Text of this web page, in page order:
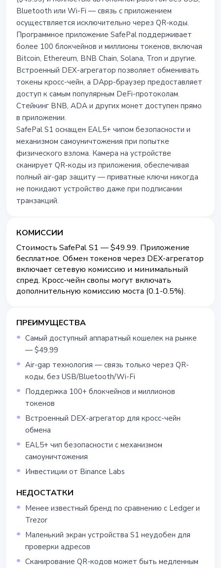
Bluetooth или Wi-Fi — связь с приложением
осуществляется исключительно через QR-коды.
Программное приложение SafePal поддерживает
более 100 блокчейнов и миллионы токенов, включая
Bitcoin, Ethereum, BNB Chain, Solana, Tron и другие.
Встроенный DEX-агрегатор позволяет обменивать
токены кросс-чейн, а DApp-браузер предоставляет
доступ к самым популярным DeFi-протоколам.
Стейкинг BNB, ADA и других монет доступен прямо
в приложении.
SafePal S1 оснащен EAL5+ чипом безопасности и
механизмом самоуничтожения при попытке
физического взлома. Камера на устройстве
сканирует QR-коды из приложения, обеспечивая
полный air-gap защиту — приватные ключи никогда
не покидают устройство даже при подписании
транзакций.
КОМИССИИ
Стоимость SafePal S1 — $49.99. Приложение
бесплатное. Обмен токенов через DEX-агрегатор
включает сетевую комиссию и минимальный
спред. Кросс-чейн свопы могут включать
дополнительную комиссию моста (0.1-0.5%).
ПРЕИМУЩЕСТВА
Самый доступный аппаратный кошелек на рынке
— $49.99
Air-gap технология — связь только через QR-
коды, без USB/Bluetooth/Wi-Fi
Поддержка 100+ блокчейнов и миллионов
токенов
Встроенный DEX-агрегатор для кросс-чейн
обмена
EAL5+ чип безопасности с механизмом
самоуничтожения
Инвестиции от Binance Labs
НЕДОСТАТКИ
Менее известный бренд по сравнению с Ledger и
Trezor
Маленький экран устройства S1 неудобен для
проверки адресов
Сканирование QR-кодов может быть медленным